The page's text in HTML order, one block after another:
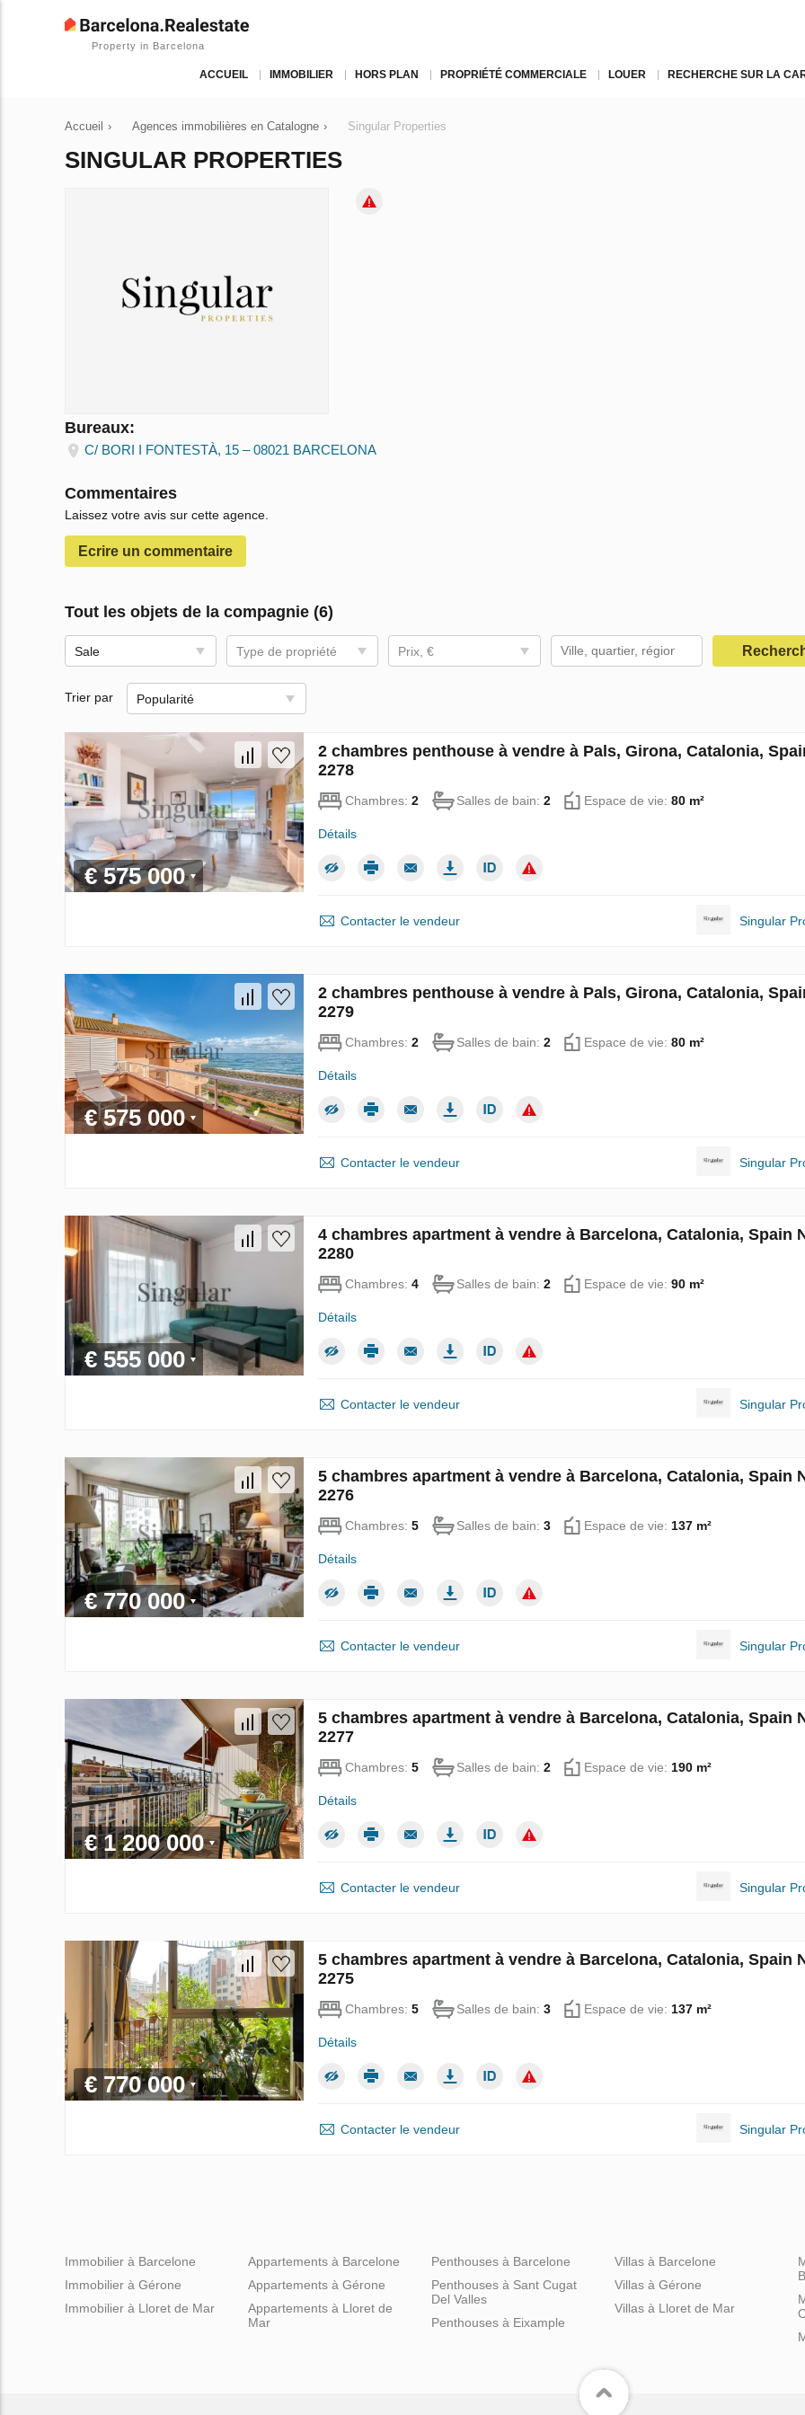
Property in Barcelona
ACCUEIL IMMOBILIER HORS PLAN PROPRIÉTÉ COMMERCIALE LOUER RECHERCHE SUR LA
Accueil › Agences immobilières en Catalogne › Singular Properties
SINGULAR PROPERTIES
Bureaux:
C/ BORI I FONTESTÀ, 15 – 08021 BARCELONA
Commentaires
Laissez votre avis sur cette agence.
Ecrire un сommentaire
Tout les objets de la compagnie (6)
Sale Type de propriété Prix, €
Trier par Popularité
€ 575 000
2 chambres penthouse à vendre à Pals, Girona, Catalonia,
2278
Chambres:2 Salles de bain:2 Espace de vie:80 m²
Détails
Contacter le vendeur Singular
€ 575 000
2 chambres penthouse à vendre à Pals, Girona, Catalonia,
2279
Chambres:2 Salles de bain:2 Espace de vie:80 m²
Détails
Contacter le vendeur Singular
€ 555 000
4 chambres apartment à vendre à Barcelona, Catalonia, Spain
2280
Chambres:4 Salles de bain:2 Espace de vie:90 m²
Détails
Contacter le vendeur Singular
€ 770 000
5 chambres apartment à vendre à Barcelona, Catalonia, Spain
2276
Chambres:5 Salles de bain:3 Espace de vie: 137 m²
Détails
Contacter le vendeur Singular
€ 1 200 000
5 chambres apartment à vendre à Barcelona, Catalonia, Spain
2277
Chambres:5 Salles de bain:2 Espace de vie: 190 m²
Détails
Contacter le vendeur Singular
€ 770 000
5 chambres apartment à vendre à Barcelona, Catalonia, Spain
2275
Chambres:5 Salles de bain:3 Espace de vie: 137 m²
Détails
Contacter le vendeur Singular
Immobilier à Barcelone
Immobilier à Gérone
Immobilier à Lloret de Mar
Appartements à Barcelone
Appartements à Gérone
Appartements à Lloret de
Mar
Penthouses à Barcelone
Penthouses à Sant Cugat
Del Valles
Penthouses à Eixample
Villas à Barcelone
Villas à Gérone
Villas à Lloret de Mar